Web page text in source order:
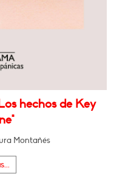
hechos de Key
Montañés